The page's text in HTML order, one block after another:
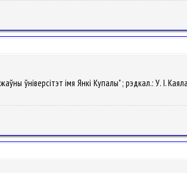
ўніверсітэт імя Янкі Купалы" ; рэдкал.: У. I.